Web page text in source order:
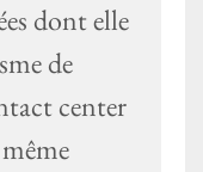
dont elle
de
center